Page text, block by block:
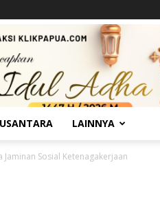
LAINNYA
Sosial Ketenagakerjaan